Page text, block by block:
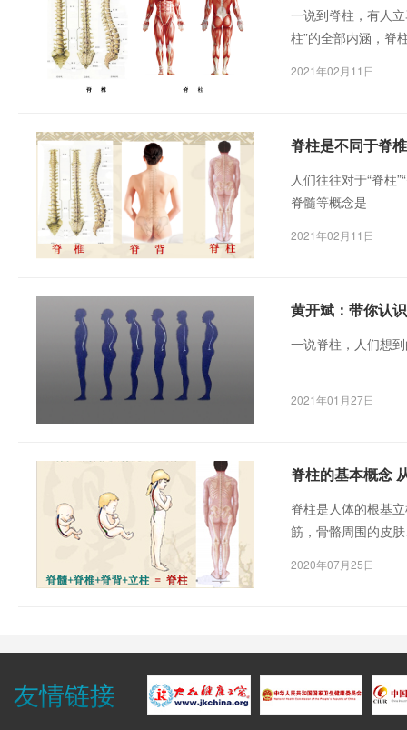
一说到脊柱，有人
柱”的全部内涵，脊
2021年02月11日
脊柱是不同于脊
人们往往对于“脊柱
脊髓等概念是
2021年02月11日
黄开斌：带你认
一说脊柱，人们想
2021年01月27日
脊柱的基本概念
脊柱是人体的根基
筋，骨骼周围的皮
大梁——脊柱。
2020年07月25日
友情链接